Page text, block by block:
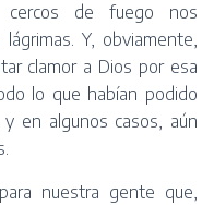
de fuego nos
Y, obviamente,
clamor a Dios por esa
lo que habían podido
en algunos casos, aún
nuestra gente que,